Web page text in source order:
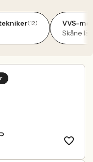
(12)
VVS-
Skåne län